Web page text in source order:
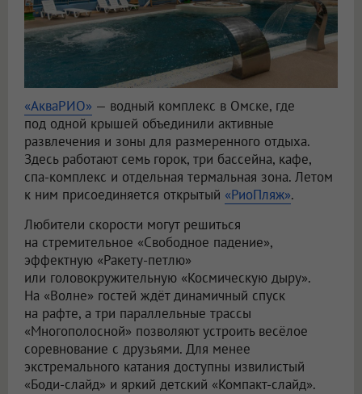
«АкваРИО» — водный комплекс в Омске, где
под одной крышей объединили активные
развлечения и зоны для размеренного отдыха.
Здесь работают семь горок, три бассейна, кафе,
спа-комплекс и отдельная термальная зона. Летом
к ним присоединяется открытый «РиоПляж».
Любители скорости могут решиться
на стремительное «Свободное падение»,
эффектную «Ракету-петлю»
или головокружительную «Космическую дыру».
На «Волне» гостей ждёт динамичный спуск
на рафте, а три параллельные трассы
«Многополосной» позволяют устроить весёлое
соревнование с друзьями. Для менее
экстремального катания доступны извилистый
«Боди-слайд» и яркий детский «Компакт-слайд».